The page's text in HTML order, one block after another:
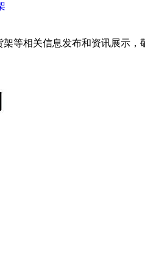
等相关信息发布和资讯展示，